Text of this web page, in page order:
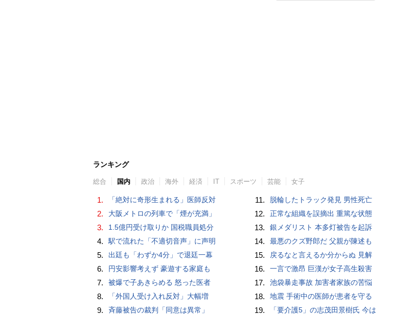
ランキング
総合 国内 政治 海外 経済 IT スポーツ 芸能 女子
1. 「絶対に奇形生まれる」医師反対
2. 大阪メトロの列車で「煙が充満」
3. 1.5億円受け取りか 国税職員処分
4. 駅で流れた「不適切音声」に声明
5. 出廷も「わずか4分」で退廷一幕
6. 円安影響考えず 豪遊する家庭も
7. 被爆で子あきらめる 怒った医者
8. 「外国人受け入れ反対」大幅増
9. 斉藤被告の裁判「同意は異常」
11. 脱輪したトラック発見 男性死亡
12. 正常な組織を誤摘出 重篤な状態
13. 銀メダリスト 本多灯被告を起訴
14. 最悪のクズ野郎だ 父親が陳述も
15. 戻るなと言えるか分からぬ 見解
16. 一言で激昂 巨漢が女子高生殺害
17. 池袋暴走事故 加害者家族の苦悩
18. 地震 手術中の医師が患者を守る
19. 「要介護5」の志茂田景樹氏 今は